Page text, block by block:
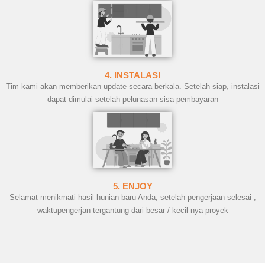
4. INSTALASI
Tim kami akan memberikan update secara berkala. Setelah siap, instalasi
dapat dimulai setelah pelunasan sisa pembayaran
5. ENJOY
Selamat menikmati hasil hunian baru Anda, setelah pengerjaan selesai ,
waktupengerjan tergantung dari besar / kecil nya proyek